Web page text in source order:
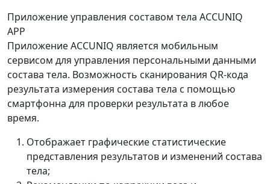
Приложение управления составом тела ACCUNIQ
APP
Приложение ACCUNIQ является мобильным
сервисом для управления персональными данными
состава тела. Возможность сканирования QR-кода
результата измерения состава тела с помощью
смартфонна для проверки результата в любое
время.
Отображает графические статистические
представления результатов и изменений состава
тела;